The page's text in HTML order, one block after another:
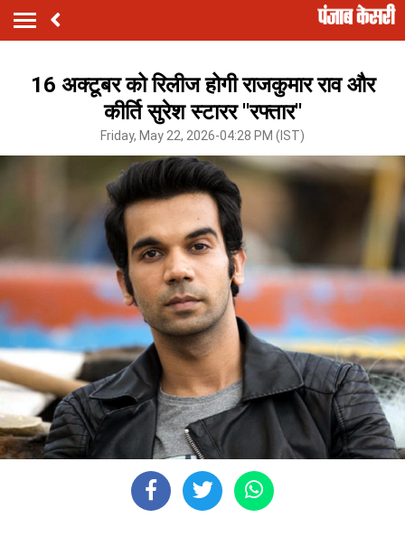
16 अक्टूबर को रिलीज होगी राजकुमार राव और
कीर्ति सुरेश स्टारर ''रफ्तार''
Friday, May 22, 2026-04:28 PM (IST)